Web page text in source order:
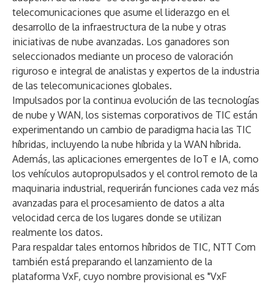
telecomunicaciones que asume el liderazgo en el
desarrollo de la infraestructura de la nube y otras
iniciativas de nube avanzadas. Los ganadores son
seleccionados mediante un proceso de valoración
riguroso e integral de analistas y expertos de la industria
de las telecomunicaciones globales.
Impulsados por la continua evolución de las tecnologías
de nube y WAN, los sistemas corporativos de TIC están
experimentando un cambio de paradigma hacia las TIC
híbridas, incluyendo la nube híbrida y la WAN híbrida.
Además, las aplicaciones emergentes de IoT e IA, como
los vehículos autopropulsados y el control remoto de la
maquinaria industrial, requerirán funciones cada vez más
avanzadas para el procesamiento de datos a alta
velocidad cerca de los lugares donde se utilizan
realmente los datos.
Para respaldar tales entornos híbridos de TIC, NTT Com
también está preparando el lanzamiento de la
plataforma VxF, cuyo nombre provisional es "VxF